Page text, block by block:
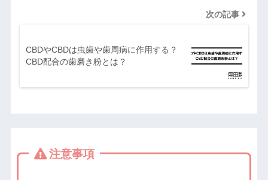
次の記事
CBDやCBDは虫歯や歯周病に作用する？
CBD配合の歯磨き粉とは？
注意事項